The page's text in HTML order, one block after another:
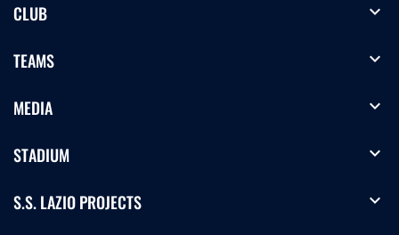
CLUB expand_more
TEAMS expand_more
MEDIA expand_more
STADIUM expand_more
S.S. LAZIO PROJECTS expand_more